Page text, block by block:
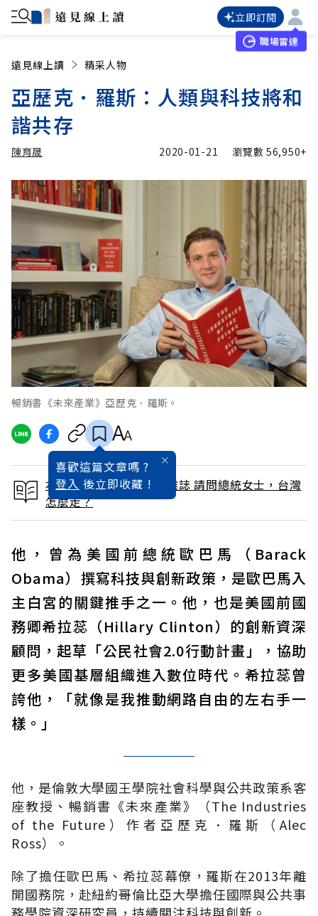
立即訂閱
職場雷達
遠見線上讀 精采人物
亞歷克．羅斯：人類與科技將和
諧共存
陳育晟
陳育晟
2020-01-21 瀏覽數56,950+
暢銷書《未來產業》亞歷克．羅斯。
喜歡這篇文章嗎 ?
登入 後立即收藏 !
本文出自 2020 / 2月號雜誌 請問總統女士，台灣
怎麼走？
他，曾為美國前總統歐巴馬（Barack
Obama）撰寫科技與創新政策，是歐巴馬入
主白宮的關鍵推手之一。他，也是美國前國
務卿希拉蕊（Hillary Clinton）的創新資深
顧問，起草「公民社會2.0行動計畫」，協助
更多美國基層組織進入數位時代。希拉蕊曾
誇他，「就像是我推動網路自由的左右手一
樣。」
他，是倫敦大學國王學院社會科學與公共政策系客
座教授、暢銷書《未來產業》（The Industries
of the Future）作者亞歷克．羅斯（Alec
Ross）。
除了擔任歐巴馬、希拉蕊幕僚，羅斯在2013年離
開國務院，赴紐約哥倫比亞大學擔任國際與公共事
務學院資深研究員，持續關注科技與創新。